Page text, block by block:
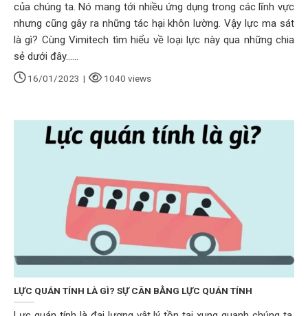
của chúng ta. Nó mang tới nhiều ứng dụng trong các lĩnh vực
nhưng cũng gây ra những tác hại khôn lường. Vậy lực ma sát
là gì? Cùng Vimitech tìm hiểu về loại lực này qua những chia
sẻ dưới đây......
16/01/2023 | 1040 views
LỰC QUÁN TÍNH LÀ GÌ? SỰ CÂN BẰNG LỰC QUÁN TÍNH